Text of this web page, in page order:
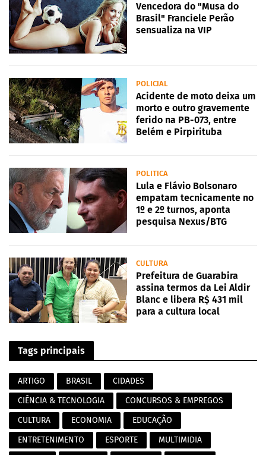
Vencedora do "Musa do
Brasil" Franciele Perão
sensualiza na VIP
POLICIAL
Acidente de moto deixa um
morto e outro gravemente
ferido na PB-073, entre
Belém e Pirpirituba
POLITICA
Lula e Flávio Bolsonaro
empatam tecnicamente no
1º e 2º turnos, aponta
pesquisa Nexus/BTG
CULTURA
Prefeitura de Guarabira
assina termos da Lei Aldir
Blanc e libera R$ 431 mil
para a cultura local
Tags principais
ARTIGO BRASIL
CIDADES
CIÊNCIA & TECNOLOGIA
CONCURSOS & EMPREGOS
CULTURA
ECONOMIA
EDUCAÇÃO
ENTRETENIMENTO
ESPORTE
MULTIMIDIA